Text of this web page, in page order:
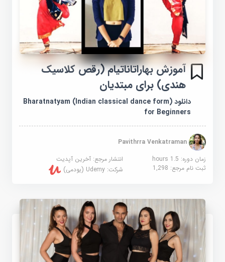
آموزش بهاراتاناتیام (رقص کلاسیک
هندی) برای مبتدیان
دانلود Bharatnatyam (Indian classical dance form)
for Beginners
Pavithrra Venkatraman
زمان دوره: 1.5 hours
انتشار مرجع:آخرین آپدیت
ثبت نام مرجع:1,298 شرکت:Udemy (یودمی)